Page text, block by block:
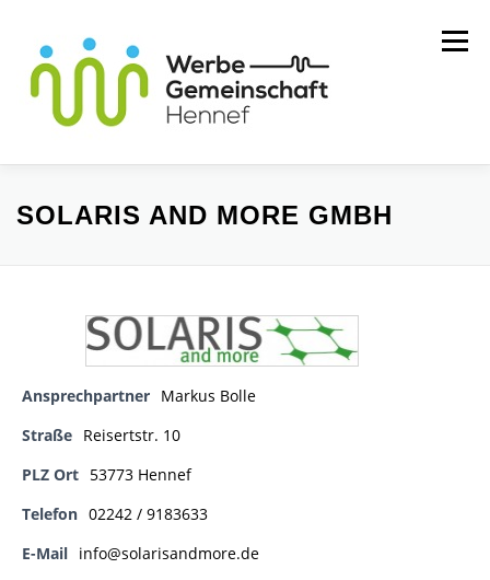
Inhalt
springen
Menü
MITGLIEDER WIR ÜBER UNS
SOLARIS AND MORE GMBH
Ansprechpartner Markus Bolle
Straße Reisertstr. 10
PLZ Ort 53773 Hennef
Telefon 02242 / 9183633
E-Mail info@solarisandmore.de